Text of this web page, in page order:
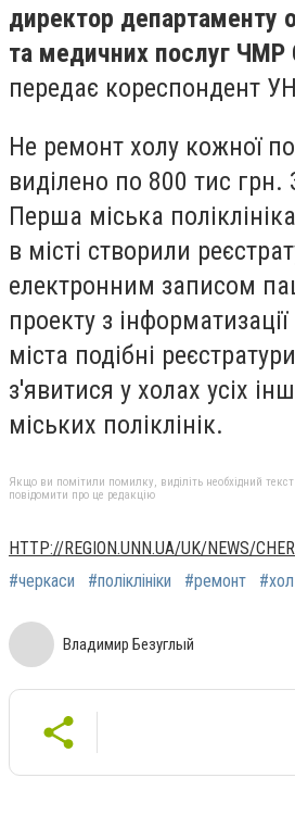
директор департаменту
та медичних послуг ЧМР
передає кореспондент
Не ремонт холу кожної
виділено по 800 тис грн.
Перша міська
в місті створили
електронним записом
проекту з
міста подібні
з'явитися у холах усіх
міських поліклінік.
Якщо ви помітили помилку, виділіть необхідний
повідомити про це редакцію
HTTP://REGION.UNN.UA/UK/NEWS/
#черкаси
#поліклініки #ремонт #хол
Владимир Безуглый